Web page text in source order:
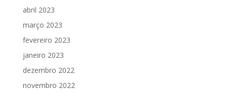
abril 2023
março 2023
fevereiro 2023
janeiro 2023
dezembro 2022
novembro 2022